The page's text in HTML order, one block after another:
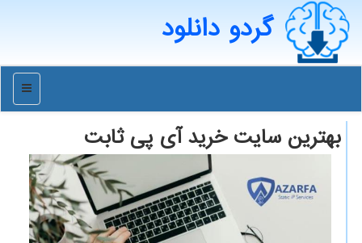
گردو دانلود
منو
بهترین سایت خرید آی پی ثابت